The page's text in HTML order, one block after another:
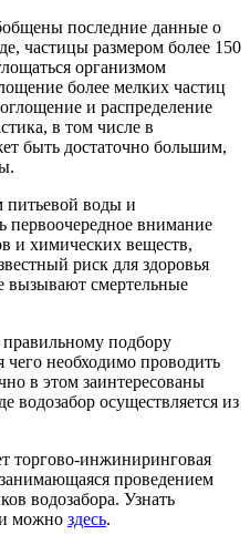
последние данные о
частицы размером более 150
организмом
более мелких частиц
и распределение
в том числе в
быть достаточно большим,
питьевой воды и
первоочередное внимание
и химических веществ,
риск для здоровья
вызывают смертельные
правильному подбору
чего необходимо проводить
в этом заинтересованы
водозабор осуществляется из
торгово-инжиниринговая
проведением
водозабора. Узнать
можно здесь.